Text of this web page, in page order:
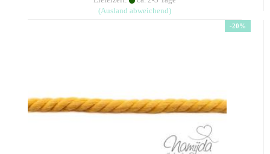
(Ausland abweichend)
-20%